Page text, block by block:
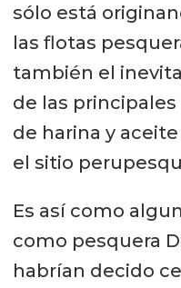
sólo está
las flotas
también el
de las
de harina y
el sitio
Es así como
como pesquera
habrían decido